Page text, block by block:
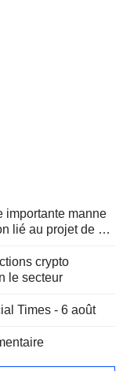
importante manne
lié au projet de loi
crypto
le secteur
Times - 6 août